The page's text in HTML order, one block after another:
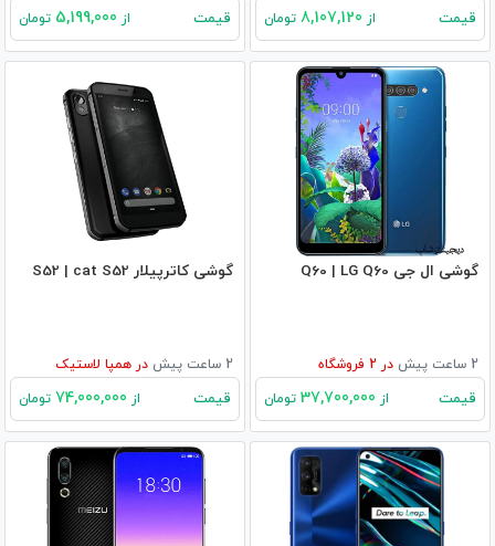
قیمت از تومان قیمت از تومان
گوشی ال جی Q60 | LG Q60
2 ساعت پیش در فروشگاه
قیمت از تومان
گوشی کاترپیلار S52 | cat S52
2 ساعت پیش در همپا لاستیک
قیمت از تومان